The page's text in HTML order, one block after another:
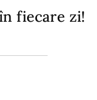
fiecare zi!